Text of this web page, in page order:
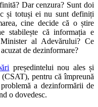
Dar cenzura? Sunt doi
și totuși ei nu sunt definiți
cine decide că o știre
stabilește că informația e
al Adevărului? Ce
de dezinformare?
președintelui nou ales și
pentru că împreună
a dezinformării de
o dovedesc.